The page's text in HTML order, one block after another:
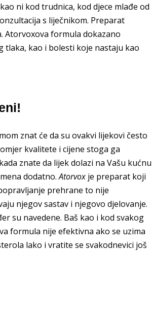
ni kod trudnica, kod djece mlađe od
s liječnikom. Preparat
Atorvoxova formula dokazano
kao i bolesti koje nastaju kao
znat će da su ovakvi lijekovi često
kvalitete i cijene stoga ga
znate da lijek dolazi na Vašu kućnu
dodatno.Atorvox je preparat koji
prehrane to nije
njegov sastav i njegovo djelovanje.
su navedene. Baš kao i kod svakog
formula nije efektivna ako se uzima
lako i vratite se svakodnevici još